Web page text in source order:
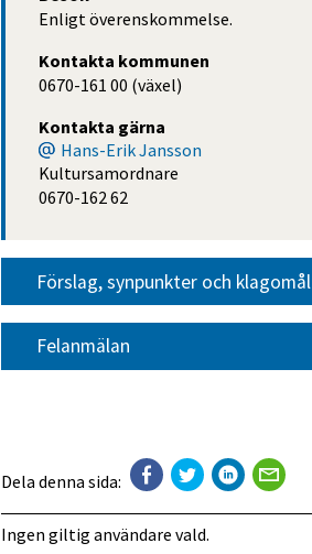
Enligt överenskommelse.
Kontakta kommunen
0670-161 00 (växel)
Kontakta gärna
Hans-Erik Jansson
Kultursamordnare
0670-162 62
Förslag, synpunkter och klagomål
Felanmälan
Dela denna sida:
Ingen giltig användare vald.